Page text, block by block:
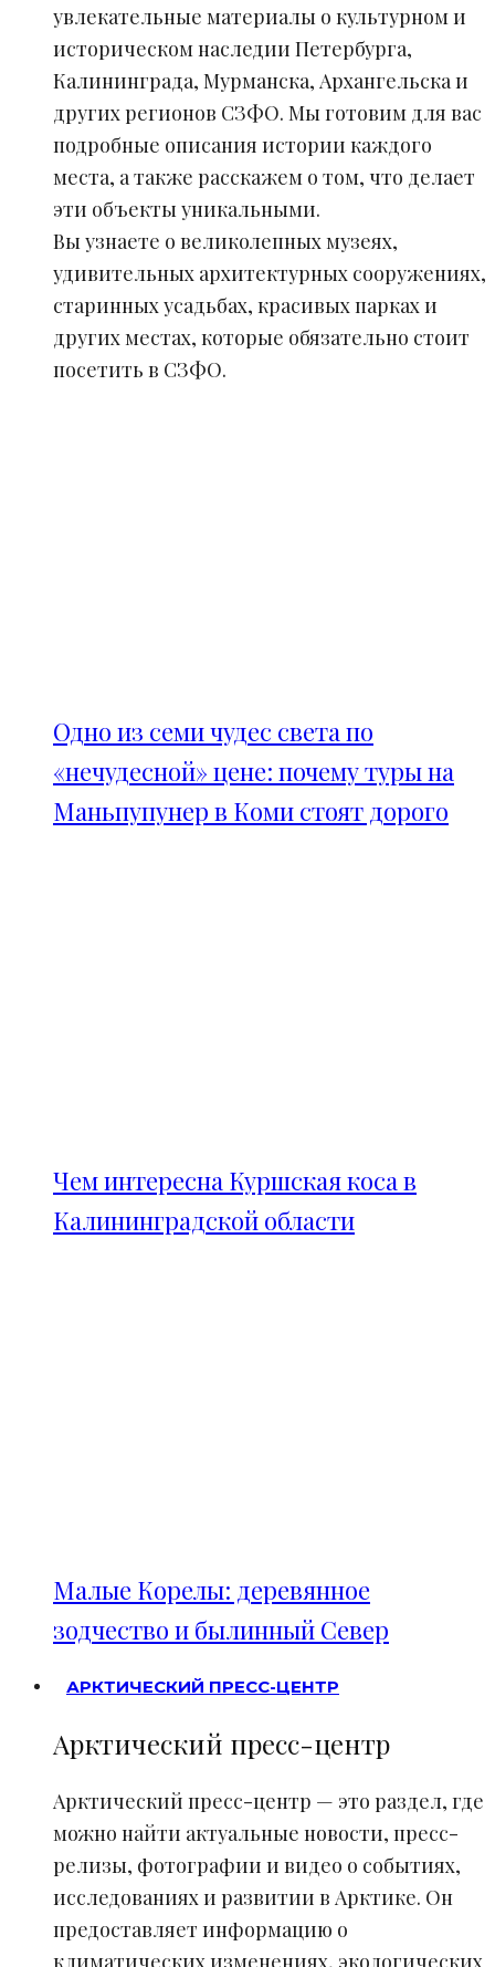
увлекательные материалы о культурном и
историческом наследии Петербурга,
Калининграда, Мурманска, Архангельска и
других регионов СЗФО. Мы готовим для вас
подробные описания истории каждого
места, а также расскажем о том, что делает
эти объекты уникальными.
Вы узнаете о великолепных музеях,
удивительных архитектурных сооружениях,
старинных усадьбах, красивых парках и
других местах, которые обязательно стоит
посетить в СЗФО.
Одно из семи чудес света по
«нечудесной» цене: почему туры на
Маньпупунер в Коми стоят дорого
Чем интересна Куршская коса в
Калининградской области
Малые Корелы: деревянное
зодчество и былинный Север
АРКТИЧЕСКИЙ ПРЕСС-ЦЕНТР
Арктический пресс-центр
Арктический пресс-центр — это раздел, где
можно найти актуальные новости, пресс-
релизы, фотографии и видео о событиях,
исследованиях и развитии в Арктике. Он
предоставляет информацию о
климатических изменениях, экологических